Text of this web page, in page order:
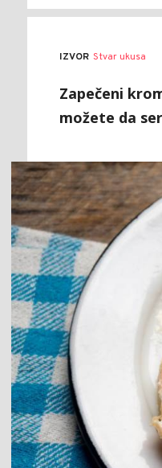
IZVOR Stvar ukusa
Zapečeni
možete da